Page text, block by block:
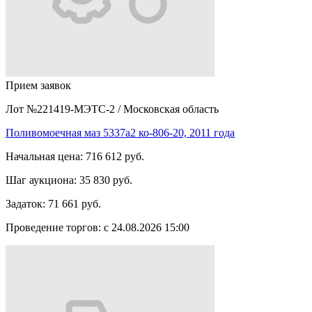
Прием заявок
Лот №221419-МЭТС-2 / Московская область
Поливомоечная маз 5337а2 ко-806-20, 2011 года
Начальная цена: 716 612 руб.
Шаг аукциона: 35 830 руб.
Задаток: 71 661 руб.
Проведение торгов: с 24.08.2026 15:00